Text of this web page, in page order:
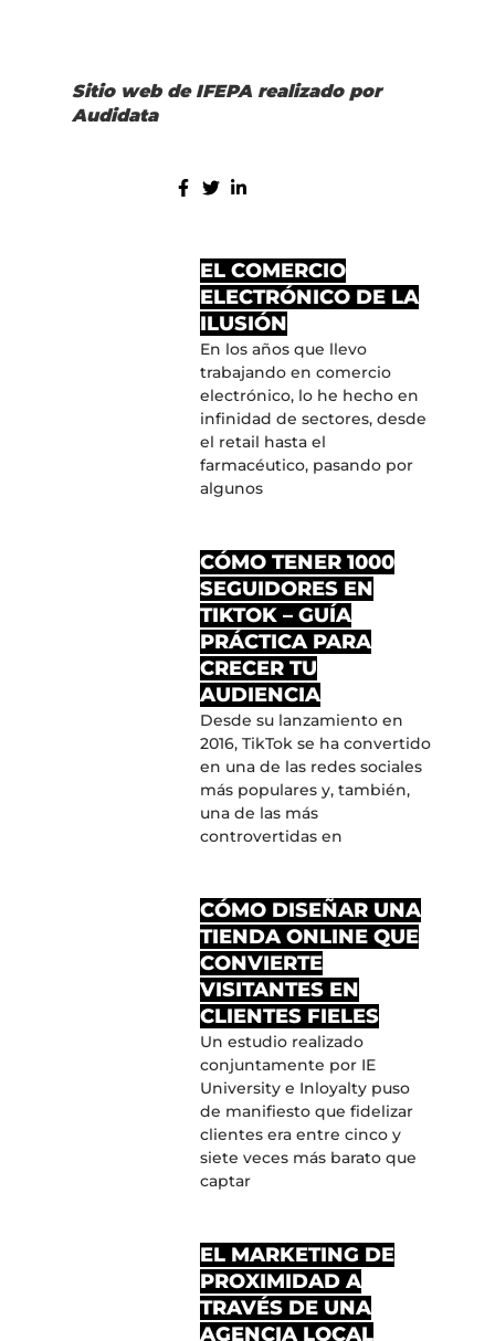
Sitio web de IFEPA realizado por
Audidata
EL COMERCIO
ELECTRÓNICO DE LA
ILUSIÓN
En los años que llevo
trabajando en comercio
electrónico, lo he hecho en
infinidad de sectores, desde
el retail hasta el
farmacéutico, pasando por
algunos
CÓMO TENER 1000
SEGUIDORES EN
TIKTOK – GUÍA
PRÁCTICA PARA
CRECER TU
AUDIENCIA
Desde su lanzamiento en
2016, TikTok se ha convertido
en una de las redes sociales
más populares y, también,
una de las más
controvertidas en
CÓMO DISEÑAR UNA
TIENDA ONLINE QUE
CONVIERTE
VISITANTES EN
CLIENTES FIELES
Un estudio realizado
conjuntamente por IE
University e Inloyalty puso
de manifiesto que fidelizar
clientes era entre cinco y
siete veces más barato que
captar
EL MARKETING DE
PROXIMIDAD A
TRAVÉS DE UNA
AGENCIA LOCAL